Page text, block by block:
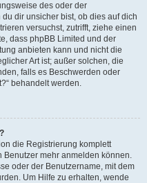
des oder der
dir unsicher bist, ob dies auf dich
versuchst, zutrifft, ziehe einen
dass phpBB Limited und der
anbieten kann und nicht die
Art ist; außer solchen, die
falls es Beschwerden oder
behandelt werden.
die Registrierung komplett
Benutzer mehr anmelden können.
oder der Benutzername, mit dem
Um Hilfe zu erhalten, wende